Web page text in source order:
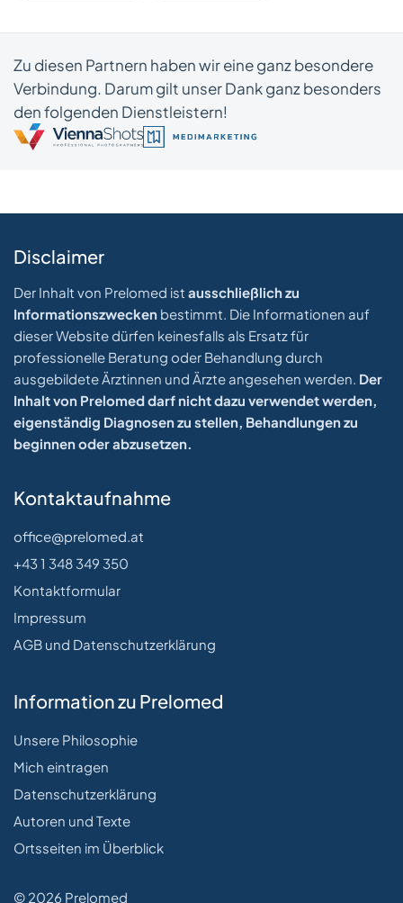
Zu diesen Partnern haben wir eine ganz besondere
Verbindung. Darum gilt unser Dank ganz besonders
den folgenden Dienstleistern!
Disclaimer
Der Inhalt von Prelomed ist ausschließlich zu
Informationszwecken bestimmt. Die Informationen auf
dieser Website dürfen keinesfalls als Ersatz für
professionelle Beratung oder Behandlung durch
ausgebildete Ärztinnen und Ärzte angesehen werden. Der
Inhalt von Prelomed darf nicht dazu verwendet werden,
eigenständig Diagnosen zu stellen, Behandlungen zu
beginnen oder abzusetzen.
Kontaktaufnahme
office@prelomed.at
+43 1 348 349 350
Kontaktformular
Impressum
AGB und Datenschutzerklärung
Information zu Prelomed
Unsere Philosophie
Mich eintragen
Datenschutzerklärung
Autoren und Texte
Ortsseiten im Überblick
© 2026 Prelomed